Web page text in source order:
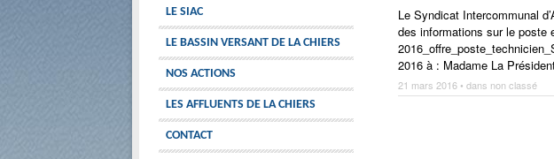
LE SIAC
LE BASSIN VERSANT DE LA CHIERS
NOS ACTIONS
LES AFFLUENTS DE LA CHIERS
CONTACT
Le Syndicat Intercommunal
des informations sur le poste
2016 à : Madame La
21 mars 2016 • dans non classé